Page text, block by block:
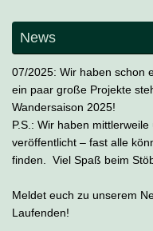
News
07/2025: Wir haben schon
ein paar große Projekte
Wandersaison 2025!
P.S.: Wir haben
veröffentlicht – fast alle
finden. Viel Spaß beim
Meldet euch zu unserem
Laufenden!